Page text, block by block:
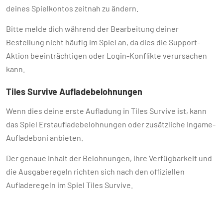
deines Spielkontos zeitnah zu ändern.
Bitte melde dich während der Bearbeitung deiner
Bestellung nicht häufig im Spiel an, da dies die Support-
Aktion beeinträchtigen oder Login-Konflikte verursachen
kann.
Tiles Survive Aufladebelohnungen
Wenn dies deine erste Aufladung in Tiles Survive ist, kann
das Spiel Erstaufladebelohnungen oder zusätzliche Ingame-
Aufladeboni anbieten.
Der genaue Inhalt der Belohnungen, ihre Verfügbarkeit und
die Ausgaberegeln richten sich nach den offiziellen
Aufladeregeln im Spiel Tiles Survive.